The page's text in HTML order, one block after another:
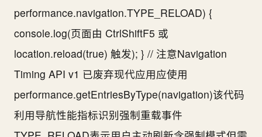
performance.navigation.TYPE_RELOAD) {
console.log(页面由 CtrlShiftF5 或
location.reload(true) 触发); } // 注意Navigation
Timing API v1 已废弃现代应用应使用
performance.getEntriesByType(navigation)该代码
利用导航性能指标识别强制重载事件